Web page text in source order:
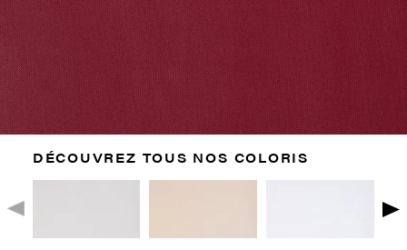
DÉCOUVREZ TOUS NOS COLORIS